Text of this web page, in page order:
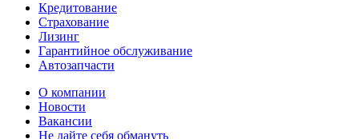
Кредитование
Страхование
Лизинг
Гарантийное обслуживание
Автозапчасти
О компании
Новости
Вакансии
Не дайте себя обмануть